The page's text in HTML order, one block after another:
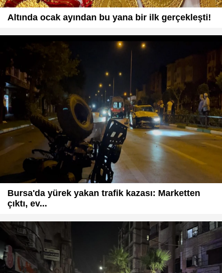
Altında ocak ayından bu yana bir ilk gerçekleşti!
Bursa'da yürek yakan trafik kazası: Marketten
çıktı, ev...